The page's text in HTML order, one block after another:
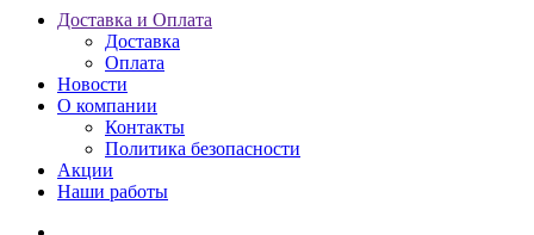
Доставка и Оплата
Доставка
Оплата
Новости
О компании
Контакты
Политика безопасности
Акции
Наши работы